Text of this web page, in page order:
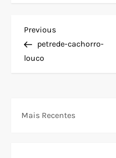
N
a
Previous
Post
Previous
petrede-cachorro-
louco
Mais Recentes